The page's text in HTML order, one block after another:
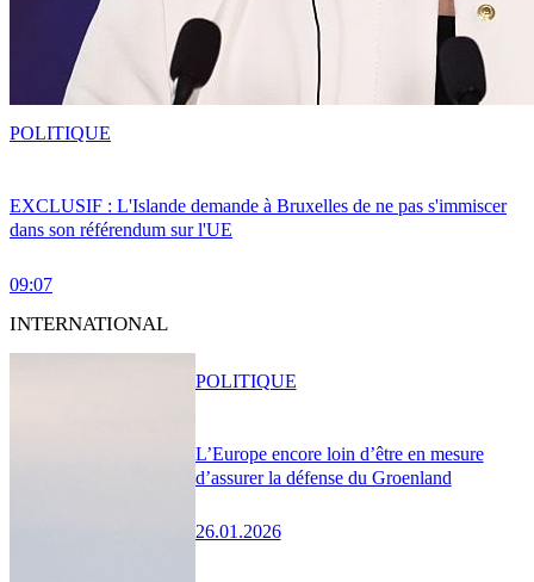
EXCLUSIF : L'Islande demande à Bruxelles de ne pas s'immiscer
dans son référendum sur l'UE
09:07
POLITIQUE
INTERNATIONAL
L’Europe encore loin d’être en mesure
d’assurer la défense du Groenland
26.01.2026
POLITIQUE